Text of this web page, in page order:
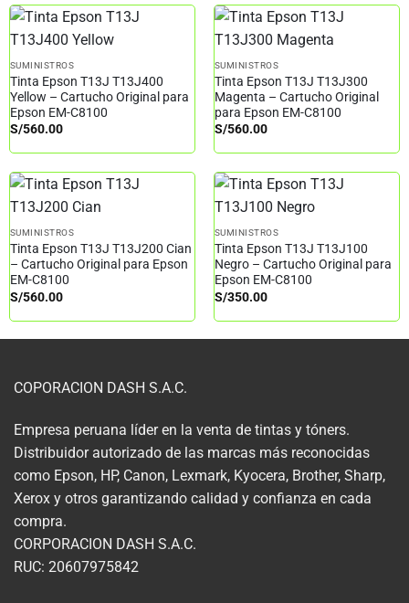
SUMINISTROS
Tinta Epson T13J T13J400
Yellow – Cartucho Original para
Epson EM-C8100
S/560.00
SUMINISTROS
Tinta Epson T13J T13J300
Magenta – Cartucho Original
para Epson EM-C8100
S/560.00
SUMINISTROS
Tinta Epson T13J T13J200 Cian
– Cartucho Original para Epson
EM-C8100
S/560.00
SUMINISTROS
Tinta Epson T13J T13J100
Negro – Cartucho Original para
Epson EM-C8100
S/350.00
COPORACION DASH S.A.C.
Empresa peruana líder en la venta de tintas y tóners.
Distribuidor autorizado de las marcas más reconocidas
como Epson, HP, Canon, Lexmark, Kyocera, Brother, Sharp,
Xerox y otros garantizando calidad y confianza en cada
compra.
CORPORACION DASH S.A.C.
RUC: 20607975842